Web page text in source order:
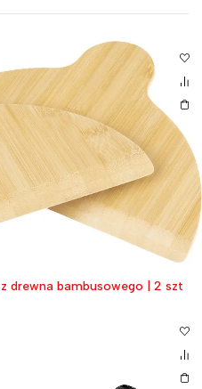
drewna bambusowego | 2 szt